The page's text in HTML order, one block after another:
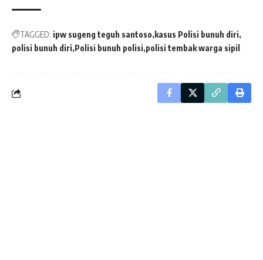
TAGGED: ipw sugeng teguh santoso kasus Polisi bunuh diri
polisi bunuh diri Polisi bunuh polisi polisi tembak warga sipil